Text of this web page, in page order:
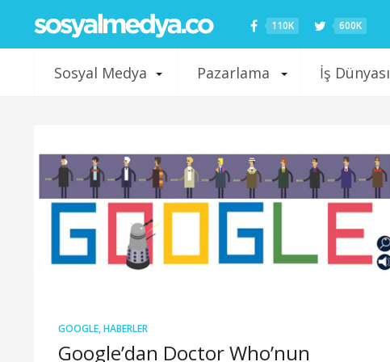
110K 600K
Sosyal Medya Pazarlama İş Dünyası
GOOGLE,HABERLER
Google’dan Doctor Who’nun